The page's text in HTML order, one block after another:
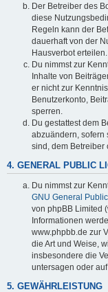
Der Betreiber des
diese
Regeln kann der
dauerhaft von der
Hausverbot erteilen.
Du nimmst zur
Inhalte von
er nicht zur
Benutzerkonto,
sperren.
Du gestattest dem
abzuändern, sofern
sind, dem Betreiber
4. GENERAL PUBLIC
Du nimmst zur
GNU General
von phpBB Limited
Informationen
www.phpbb.de zur
die Art und Weise,
insbesondere die
untersagen oder
5. GEWÄHRLEISTUNG